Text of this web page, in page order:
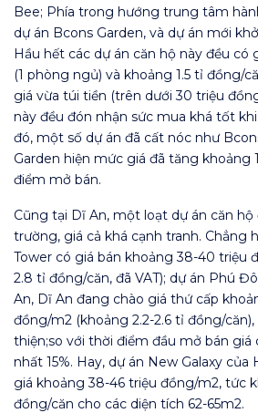
Bee; Phía trong hướng trung tâm
dự án Bcons Garden, và dự án mới
Hầu hết các dự án căn hộ này đều có
(1 phòng ngủ) và khoảng 1.5 tỉ đồng/
giá vừa túi tiền (trên dưới 30 triệu
này đều đón nhận sức mua khá tốt
đó, một số dự án đã cất nóc như
Garden hiện mức giá đã tăng khoảng
điểm mở bán.
Cũng tại Dĩ An, một loạt dự án căn
trường, giá cả khá cạnh tranh. Chẳng
Tower có giá bán khoảng 38-40 triệu
2.8 tỉ đồng/căn, đã VAT); dự án Phú
An, Dĩ An đang chào giá thứ cấp
đồng/m2 (khoảng 2.2-2.6 tỉ đồng/
thiện;so với thời điểm đầu mở bán giá
nhất 15%. Hay, dự án New Galaxy của
giá khoảng 38-46 triệu đồng/m2, tức
đồng/căn cho các diện tích 62-65m2.